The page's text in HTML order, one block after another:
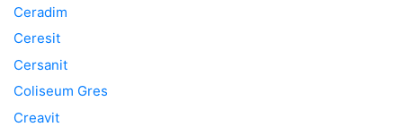
Ceradim
Ceresit
Cersanit
Coliseum Gres
Creavit